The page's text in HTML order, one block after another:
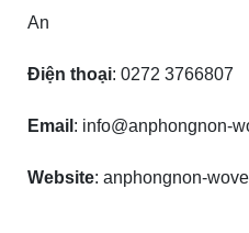
An
Điện thoại: 0272 3766807
Email : info@anphongnon-
Website: anphongnon-